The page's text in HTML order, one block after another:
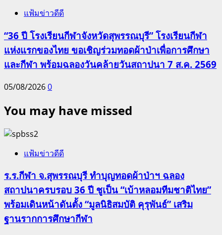
แฟ้มข่าวดีดี
“36 ปี โรงเรียนกีฬาจังหวัดสุพรรณบุรี” โรงเรียนกีฬา
แห่งแรกของไทย ขอเชิญร่วมทอดผ้าป่าเพื่อการศึกษา
และกีฬา พร้อมฉลองวันคล้ายวันสถาปนา 7 ส.ค. 2569
05/08/20260
You may have missed
แฟ้มข่าวดีดี
ร.ร.กีฬา จ.สุพรรณบุรี ทำบุญทอดผ้าป่าฯ ฉลอง
สถาปนาครบรอบ 36 ปี ชูเป็น “เบ้าหลอมทีมชาติไทย”
พร้อมเดินหน้าดันตั้ง “มูลนิธิสมบัติ คุรุพันธ์” เสริม
ฐานรากการศึกษากีฬา